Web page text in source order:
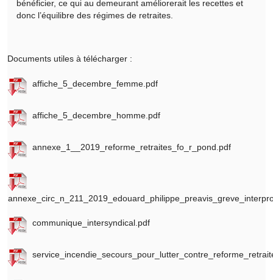
bénéficier, ce qui au demeurant améliorerait les recettes et
donc l’équilibre des régimes de retraites.
Documents utiles à télécharger :
affiche_5_decembre_femme.pdf
affiche_5_decembre_homme.pdf
annexe_1__2019_reforme_retraites_fo_r_pond.pdf
communique_intersyndical.pdf